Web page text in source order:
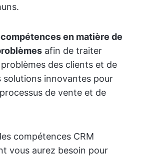
en matière de
afin de traiter
des clients et de
solutions innovantes pour
de vente et de
compétences CRM
vous aurez besoin pour